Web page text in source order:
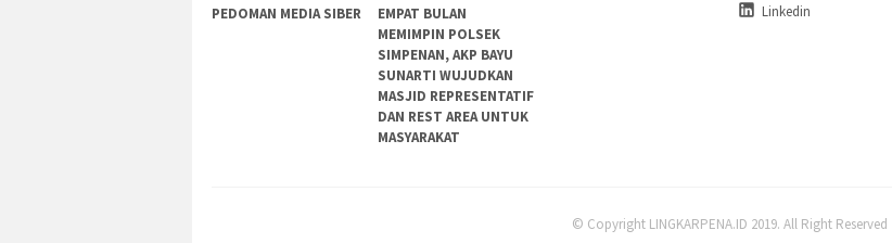
PEDOMAN MEDIA SIBER
EMPAT BULAN
MEMIMPIN POLSEK
SIMPENAN, AKP BAYU
SUNARTI WUJUDKAN
MASJID REPRESENTATIF
DAN REST AREA UNTUK
MASYARAKAT
Linkedin
© Copyright LINGKARPENA.ID 2019. All Right Reserved